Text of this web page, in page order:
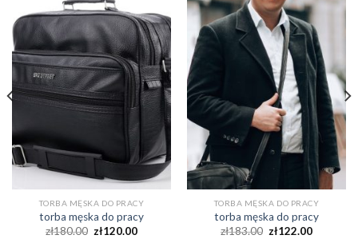
TORBA MĘSKA DO PRACY
torba męska do pracy
zł180.00 zł120.00
TORBA MĘSKA DO PRACY
torba męska do pracy
zł183.00 zł122.00